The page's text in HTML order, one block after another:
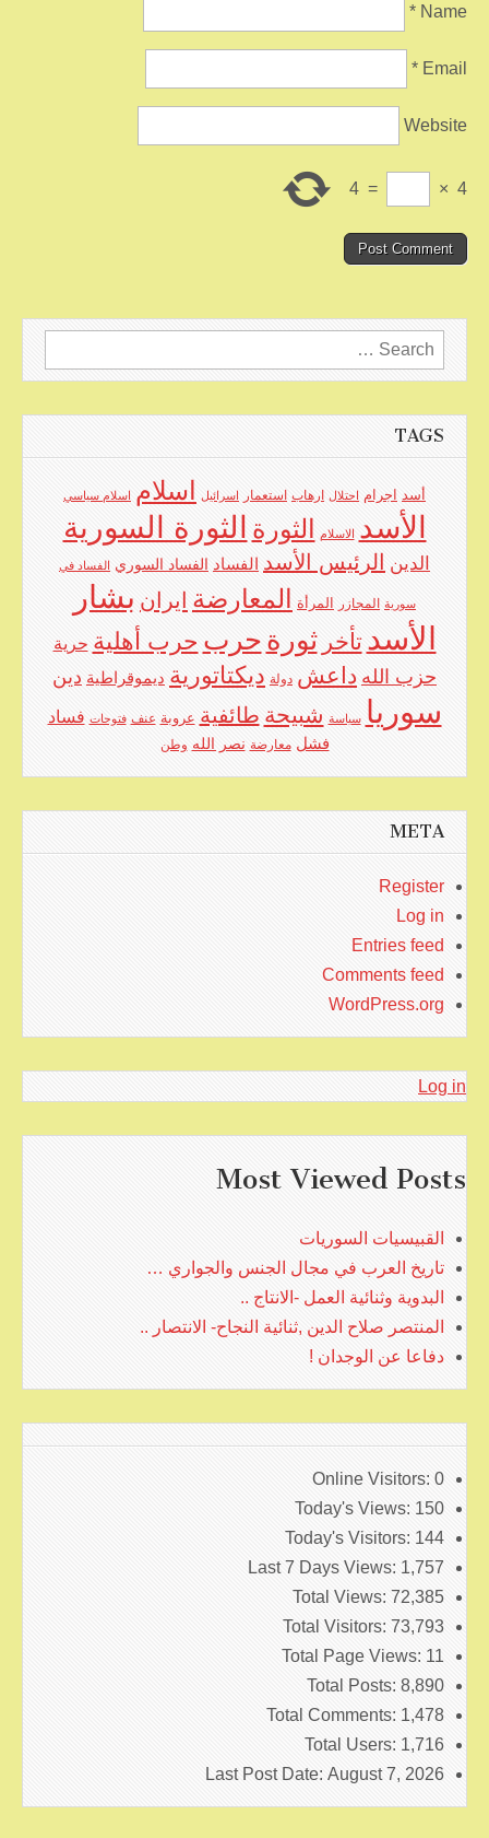
Name
*
Email
*
Website
4
×
=
4
Search
for:
TAGS
أسد اجرام احتلال ارهاب استعمار اسرائيل اسلام اسلام سياسي
الأسد الاسلام الثورة الثورة السورية
الدين الرئيس الأسد الفساد الفساد السوري الفساد في
سورية المجازر المرأة المعارضة ايران بشار
الأسد تأخر ثورة حرب حرب أهلية حرية
حزب الله داعش دولة ديكتاتورية ديموقراطية دين
سوريا سياسة شبيحة طائفية عروبة عنف فتوحات فساد
فشل معارضة نصر الله وطن
META
Register
Log in
Entries feed
Comments feed
WordPress.org
Log in
Most Viewed Posts
القبيسيات السوريات
تاريخ العرب في مجال الجنس والجواري …
البدوية وثنائية العمل -الانتاج ..
المنتصر صلاح الدين ,ثنائية النجاح- الانتصار ..
دفاعا عن الوجدان !
Online Visitors: 0
Today's Views: 150
Today's Visitors: 144
Last 7 Days Views: 1,757
Total Views: 72,385
Total Visitors: 73,793
Total Page Views: 11
Total Posts: 8,890
Total Comments: 1,478
Total Users: 1,716
Last Post Date: August 7, 2026